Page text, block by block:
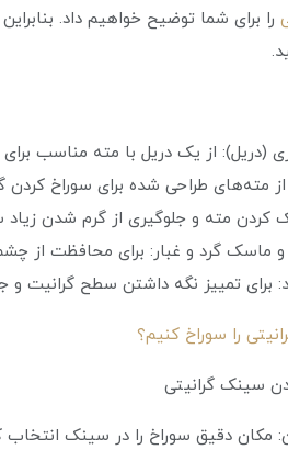
را برای شما توضیح خواهیم داد.
(دریل): از یک دریل با مته مناسب برای
مته‌های طراحی شده برای سوراخ کردن
کردن مته و جلوگیری از گرم شدن
ماسک گرد و غبار: برای محافظت از
برای تمییز نگه داشتن سطح گرانیت و
را سوراخ کنیم؟
سینک گرانیتی
مکان دقیق سوراخ را در سینک انتخاب